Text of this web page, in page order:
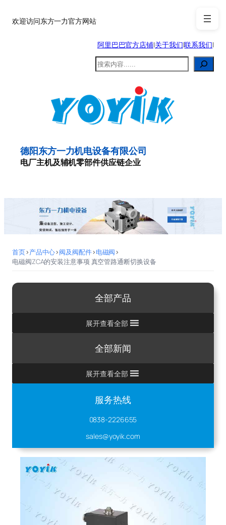
至欢迎访问东方一力官方网站
阿里巴巴官方店铺|关于我们|联系我们|
搜
索
德阳东方一力机电设备有限公司
电厂主机及辅机零部件供应链企业
首页>产品中心>阀及阀配件>电磁阀>
电磁阀ZCA的安装注意事项 真空管路通断切换设备
全部产品
展开查看全部
全部新闻
展开查看全部
服务热线
0838-2226655
sales@yoyik.com